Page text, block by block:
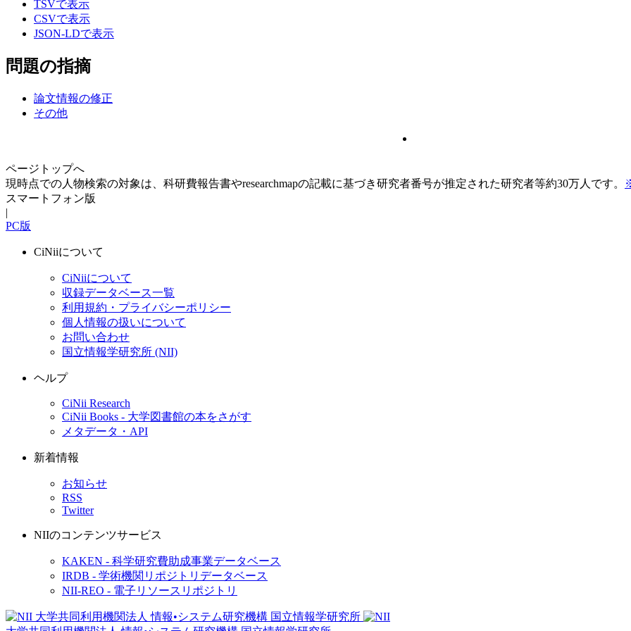
TSVで表示
CSVで表示
JSON-LDで表示
問題の指摘
論文情報の修正
その他
ページトップへ
現時点での人物検索の対象は、科研費報告書やresearchmapの記載に基づき研究者番号が推定された研究者等約30万人です。
スマートフォン版
|
PC版
CiNiiについて
CiNiiについて
収録データベース一覧
利用規約・プライバシーポリシー
個人情報の扱いについて
お問い合わせ
国立情報学研究所 (NII)
ヘルプ
CiNii Research
CiNii Books - 大学図書館の本をさがす
メタデータ・API
新着情報
お知らせ
RSS
Twitter
NIIのコンテンツサービス
KAKEN - 科学研究費助成事業データベース
IRDB - 学術機関リポジトリデータベース
NII-REO - 電子リソースリポジトリ